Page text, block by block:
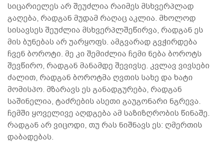
სიცარიელეს არ შეუძლია რაიმეს მსხვერპლად
გაღება, რადგან მუდამ რაღაც აკლია. მხოლოდ
სისავსეს შეუძლია მსხვერპლშეწირვა, რადგან ეს
მის ბუნებას არ უარყოფს. ამგვარად გვჭირდება
ჩვენ ბოროტი. მე კი შემიძლია ჩემი ნება ბოროტს
შევწირო, რადგან მანამდე შევივსე. კვლავ ვივსები
ძალით, რადგან ბოროტმა ღვთის სახე და ხატი
მომისპო. მზარავს ეს განადგურება, რადგან
საშინელია, ტაძრების ასეთი გაუგონარი ნგრევა.
ჩემში ყოველივე აღდგება ამ საზიზღრობის წინაშე.
რადგან არ ვიცოდი, თუ რას ნიშნავს ეს: ღმერთის
დაბადებას.